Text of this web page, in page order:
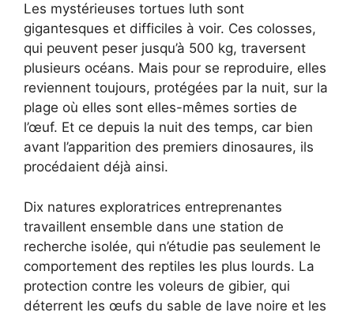
Les mystérieuses tortues luth sont
gigantesques et difficiles à voir. Ces colosses,
qui peuvent peser jusqu’à 500 kg, traversent
plusieurs océans. Mais pour se reproduire, elles
reviennent toujours, protégées par la nuit, sur la
plage où elles sont elles-mêmes sorties de
l’œuf. Et ce depuis la nuit des temps, car bien
avant l’apparition des premiers dinosaures, ils
procédaient déjà ainsi.
Dix natures exploratrices entreprenantes
travaillent ensemble dans une station de
recherche isolée, qui n’étudie pas seulement le
comportement des reptiles les plus lourds. La
protection contre les voleurs de gibier, qui
déterrent les œufs du sable de lave noire et les